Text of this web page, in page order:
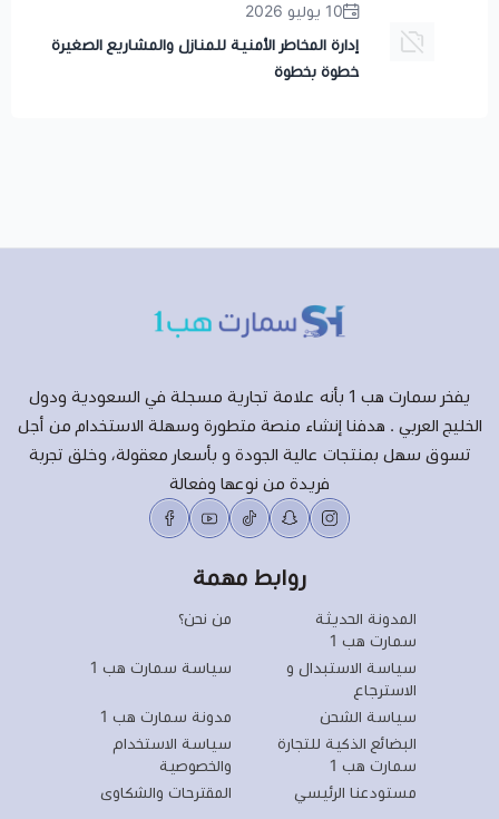
10 يوليو 2026
إدارة المخاطر الأمنية للمنازل والمشاريع الصغيرة
خطوة بخطوة
يفخر سمارت هب 1 بأنه علامة تجارية مسجلة في السعودية ودول
الخليج العربي . هدفنا إنشاء منصة متطورة وسهلة الاستخدام من أجل
تسوق سهل بمنتجات عالية الجودة و بأسعار معقولة، وخلق تجربة
فريدة من نوعها وفعالة
روابط مهمة
المدونة الحديثة
سمارت هب 1
من نحن؟
سياسة الاستبدال و
الاسترجاع
سياسة سمارت هب 1
سياسة الشحن
مدونة سمارت هب 1
البضائع الذكية للتجارة
سمارت هب 1
سياسة الاستخدام
والخصوصية
مستودعنا الرئيسي
المقترحات والشكاوى